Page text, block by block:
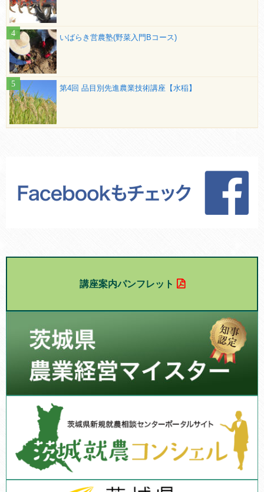
いばらき営農塾(野菜入門Bコース)
第4回 品目別先進農業技術講座【水稲】
講座案内パンフレット